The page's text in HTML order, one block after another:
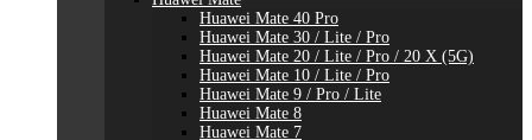
Huawei Mate 40 Pro
Huawei Mate 30 / Lite / Pro
Huawei Mate 20 / Lite / Pro / 20 X (5G)
Huawei Mate 10 / Lite / Pro
Huawei Mate 9 / Pro / Lite
Huawei Mate 8
Huawei Mate 7